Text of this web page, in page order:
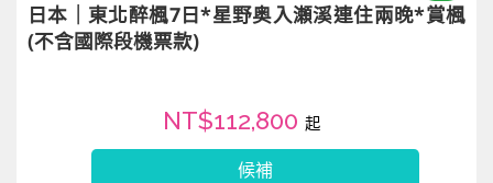
日本｜東北醉楓7日*星野奥入瀬溪連住兩晚*賞楓
(不含國際段機票款)
NT$112,800 起
候補